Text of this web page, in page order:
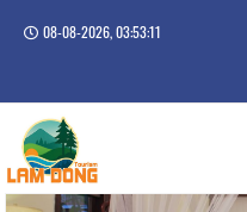
08-08-2026, 03:53:11